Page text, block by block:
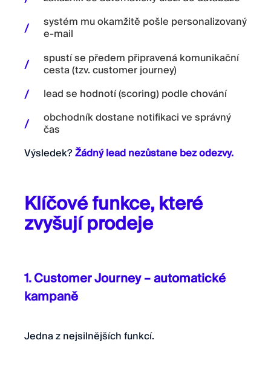
systém mu okamžitě pošle personalizovaný
e-mail
spustí se předem připravená komunikační
cesta (tzv. customer journey)
lead se hodnotí (scoring) podle chování
obchodník dostane notifikaci ve správný
čas
Výsledek?Žádný lead nezůstane bez odezvy.
Klíčové funkce, které
zvyšují prodeje
1. Customer Journey – automatické
kampaně
Jedna z nejsilnějších funkcí.